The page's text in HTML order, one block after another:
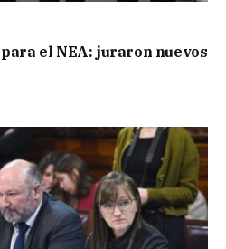
el NEA: juraron nuevos